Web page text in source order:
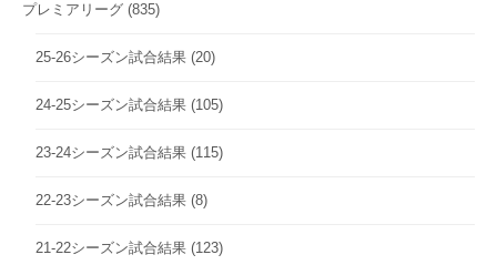
プレミアリーグ (835)
25-26シーズン試合結果 (20)
24-25シーズン試合結果 (105)
23-24シーズン試合結果 (115)
22-23シーズン試合結果 (8)
21-22シーズン試合結果 (123)